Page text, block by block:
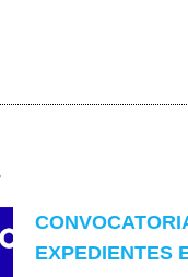
EXPEDIENTES